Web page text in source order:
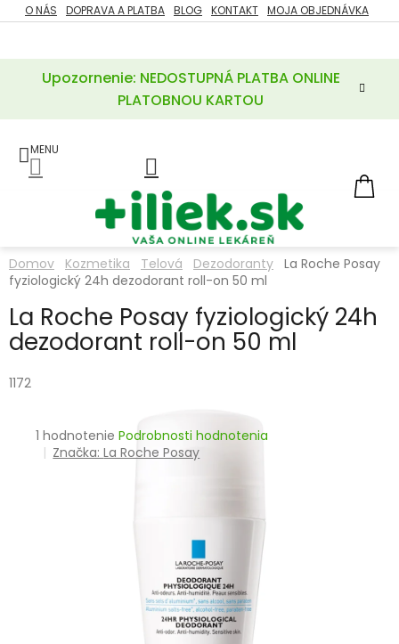
Prejsť
na
Upozornenie: NEDOSTUPNÁ PLATBA ONLINE
PLATOBNOU KARTOU
O NÁS DOPRAVA A PLATBA BLOG KONTAKT MOJA OBJEDNÁVKA
ZĽAVY
POTREBY
A
LIEKY
VITAMÍNY
MINERÁLY
EROTIKA
Domov Kozmetika Telová Dezodoranty La Roche Posay
fyziologický 24h dezodorant roll-on 50 ml
La Roche Posay fyziologický 24h
dezodorant roll-on 50 ml
1172
Priemerné
hodnotenie
1 hodnotenie Podrobnosti hodnotenia
Značka:La Roche Posay